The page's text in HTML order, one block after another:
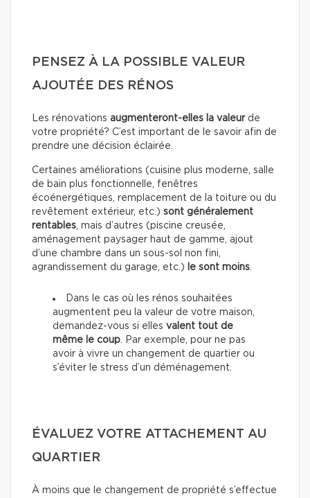
PENSEZ À LA POSSIBLE VALEUR
AJOUTÉE DES RÉNOS
Les rénovations augmenteront-elles la valeurde
votre propriété? C’est important de le savoir afin de
prendre une décision éclairée.
Certaines améliorations (cuisine plus moderne, salle
de bain plus fonctionnelle, fenêtres
écoénergétiques, remplacement de la toiture ou du
revêtement extérieur, etc.) sont généralement
rentables , mais d’autres (piscine creusée,
aménagement paysager haut de gamme, ajout
d’une chambre dans un sous-sol non fini,
agrandissement du garage, etc.)
le sont moins
Dans le cas où les rénos souhaitées
augmentent peu la valeur de votre maison,
demandez-vous si elles valent tout de
même le coup . Par exemple, pour ne pas
avoir à vivre un changement de quartier ou
s’éviter le stress d’un déménagement.
ÉVALUEZ VOTRE ATTACHEMENT AU
QUARTIER
À moins que le changement de propriété s’effectue